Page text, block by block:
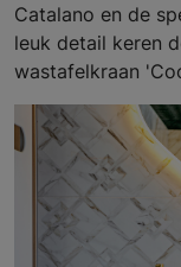
Catalano en de
leuk detail keren
wastafelkraan